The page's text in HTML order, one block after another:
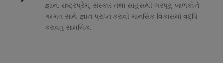
જ્ઞાન, રાષ્ટ્રપ્રેમ, સંસ્કાર તથા સાહસથી ભરપૂર, બાળકોને
ગમ્મત સાથે જ્ઞાન પ્રાપ્ત કરાવી માનસિક વિકાસમાં વૃદ્ધિ
કરાવતું સામયિક.